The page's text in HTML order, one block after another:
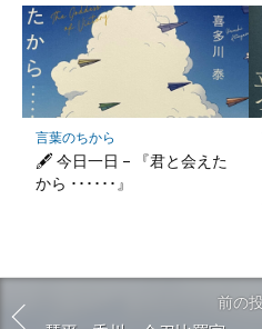
言葉のちから
🖋 今日一日 – 『君と会えた
から ･･････』
前の